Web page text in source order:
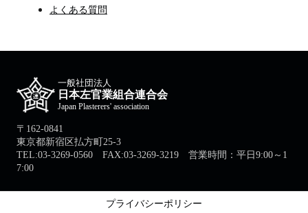
よくある質問
一般社団法人
日本左官業組合連合会
Japan Plasterers' association
〒162-0841
東京都新宿区払方町25-3
TEL:03-3269-0560 FAX:03-3269-3219 営業時間：平日9:00～1
7:00
プライバシーポリシー